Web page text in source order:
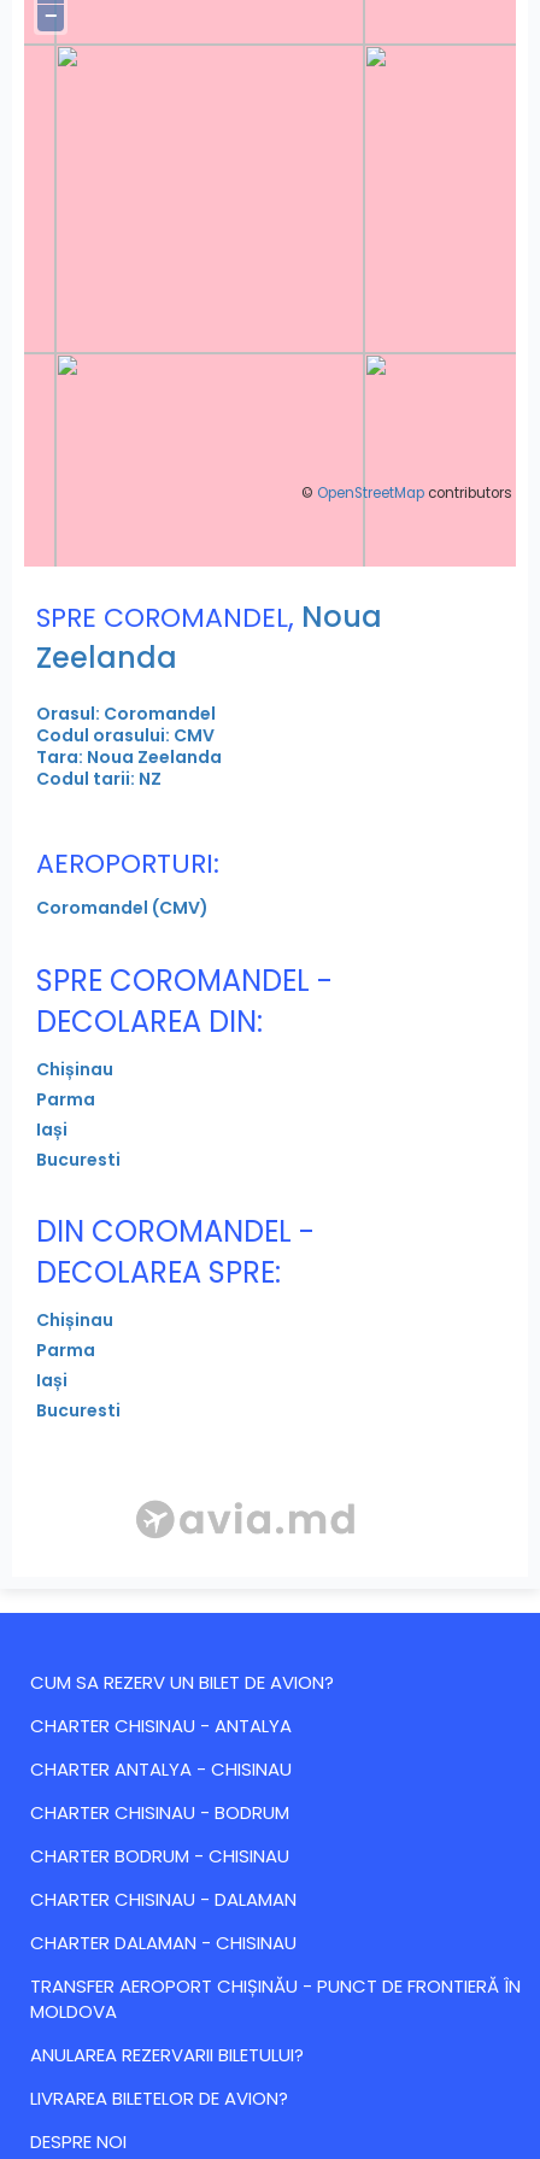
−
© OpenStreetMap contributors
SPRE COROMANDEL, Noua
Zeelanda
Orasul: Coromandel
Codul orasului: CMV
Tara: Noua Zeelanda
Codul tarii: NZ
AEROPORTURI:
Coromandel (CMV)
SPRE COROMANDEL -
DECOLAREA DIN:
Chișinau
Parma
Iași
Bucuresti
DIN COROMANDEL -
DECOLAREA SPRE:
Chișinau
Parma
Iași
Bucuresti
CUM SA REZERV UN BILET DE AVION?
CHARTER CHISINAU - ANTALYA
CHARTER ANTALYA - CHISINAU
CHARTER CHISINAU - BODRUM
CHARTER BODRUM - CHISINAU
CHARTER CHISINAU - DALAMAN
CHARTER DALAMAN - CHISINAU
TRANSFER AEROPORT CHIȘINĂU - PUNCT DE FRONTIERĂ ÎN
MOLDOVA
ANULAREA REZERVARII BILETULUI?
LIVRAREA BILETELOR DE AVION?
DESPRE NOI